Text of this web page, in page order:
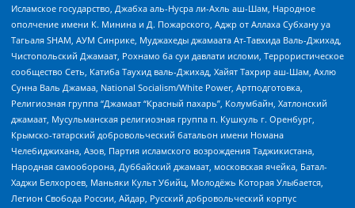
Исламское государство, Джабха аль-Нусра ли-Ахль аш-Шам, Народное
ополчение имени К. Минина и Д. Пожарского, Аджр от Аллаха Субхану уа
Тагьаля SHAM, АУМ Синрике, Муджахеды джамаата Ат-Тавхида Валь-Джихад,
Чистопольский Джамаат, Рохнамо ба суи давлати исломи, Террористическое
сообщество Сеть, Катиба Таухид валь-Джихад, Хайят Тахрир аш-Шам, Ахлю
Сунна Валь Джамаа, National Socialism/White Power, Артподготовка,
Религиозная группа “Джамаат “Красный пахарь”, Колумбайн, Хатлонский
джамаат, Мусульманская религиозная группа п. Кушкуль г. Оренбург,
Крымско-татарский добровольческий батальон имени Номана
Челебиджихана, Азов, Партия исламского возрождения Таджикистана,
Народная самооборона, Дуббайский джамаат, московская ячейка, Батал-
Хаджи Белхороев, Маньяки Культ Убийц, Молодёжь Которая Улыбается,
Легион Свобода России, Айдар, Русский добровольческий корпус